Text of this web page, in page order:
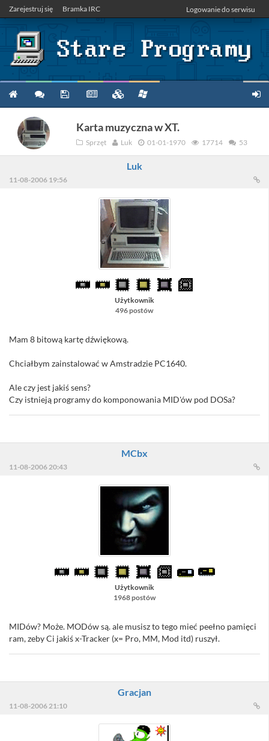
Zarejestruj się Bramka IRC Logowanie do serwisu
Karta muzyczna w XT.
Sprzęt Luk 01-01-1970 17714 53
Luk
11-08-2006 19:56
Użytkownik
496 postów
Mam 8 bitową kartę dźwiękową.
Chciałbym zainstalować w Amstradzie PC1640.
Ale czy jest jakiś sens?
Czy istnieją programy do komponowania MID'ów pod DOSa?
MCbx
11-08-2006 20:43
Użytkownik
1968 postów
MIDów? Może. MODów są. ale musisz to tego mieć peełno pamięci
ram, zeby Ci jakiś x-Tracker (x= Pro, MM, Mod itd) ruszył.
Gracjan
11-08-2006 21:10